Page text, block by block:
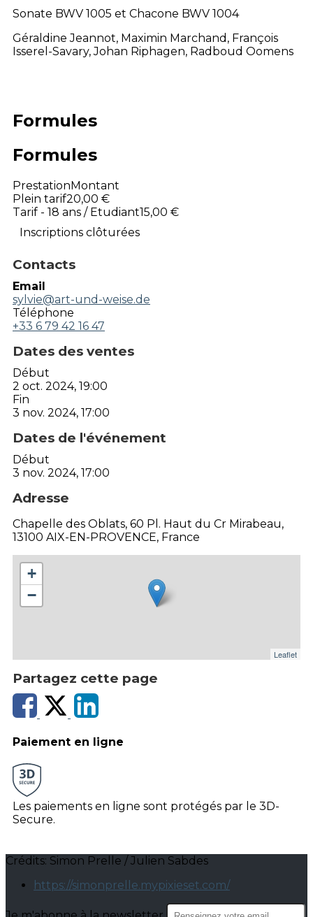
Sonate BWV 1005 et Chacone BWV 1004
Géraldine Jeannot, Maximin Marchand, François
Isserel-Savary, Johan Riphagen, Radboud Oomens
Formules
Formules
PrestationMontant
Plein tarif20,00 €
Tarif - 18 ans / Etudiant15,00 €
Inscriptions clôturées
Contacts
Email
sylvie@art-und-weise.de
Téléphone
+33 6 79 42 16 47
Dates des ventes
Début
2 oct. 2024, 19:00
Fin
3 nov. 2024, 17:00
Dates de l'événement
Début
3 nov. 2024, 17:00
Adresse
Chapelle des Oblats, 60 Pl. Haut du Cr Mirabeau,
13100 AIX-EN-PROVENCE, France
+
−
Leaflet
Partagez cette page
Paiement en ligne
Les paiements en ligne sont protégés par le 3D-
Secure.
Crédits: Simon Prelle / Julien Sabdes
https://simonprelle.mypixieset.com/